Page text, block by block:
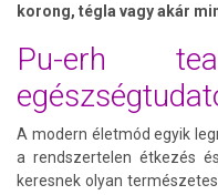
korong, tégla vagy akár
Pu-erh
A modern életmód egyik
a rendszertelen étkezés
keresnek olyan